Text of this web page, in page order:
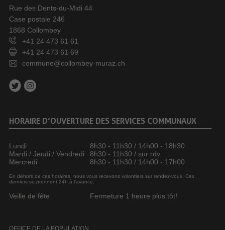
Rue des Dents-du-Midi 44
Case postale 246
1868 Collombey
+41 24 473 61 61
+41 24 473 61 69
commune@collombey-muraz.ch
HORAIRE D’OUVERTURE DES SERVICES COMMUNAUX
Lundi
8h30 - 11h30 / 14h00 - 18h30
Mardi / Jeudi / Vendredi
8h30 - 11h30 / sur rdv
Mercredi
8h30 - 11h30 / 14h00 - 17h00
En dehors de ces horaires, nous vous recevons volontiers sur rendez-vous. Ces
derniers se prennent 24h à l’avance.
Veille de fête Fermeture 1 heure plus tôt!